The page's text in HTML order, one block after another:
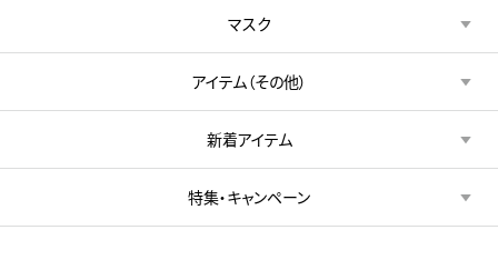
マスク
アイテム（その他）
新着アイテム
特集・キャンペーン